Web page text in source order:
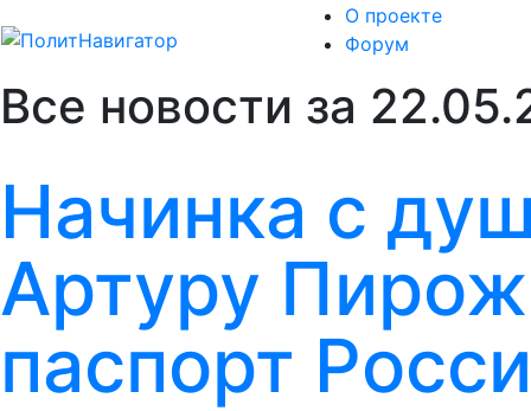
О проекте
Форум
Все новости за
Начинка с
Артуру
паспорт